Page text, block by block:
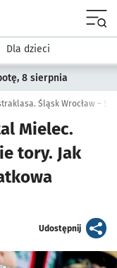
Sport i rekreacja
Dla dzieci
8 sierpnia
Śląsk Wrocław –
Mielec.
tory. Jak
Udostępnijartykuł